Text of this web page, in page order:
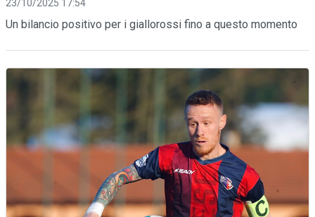
23/10/2025 17:54
Un bilancio positivo per i giallorossi fino a questo momento